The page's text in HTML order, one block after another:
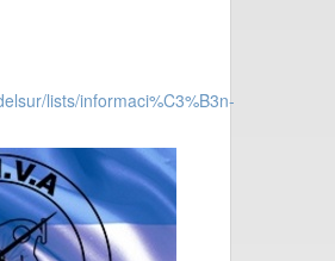
lists/informaci%C3%B3n-